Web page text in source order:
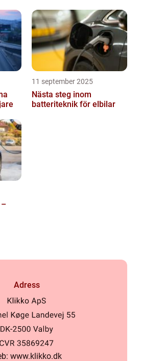
11 september 2025
Nästa steg inom
batteriteknik för elbilar
Adress
www.klikko.dk